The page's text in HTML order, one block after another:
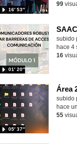
16′ 53″
99
subido
01′ 20″
hace 4
16
subido
05′ 37″
hace
55